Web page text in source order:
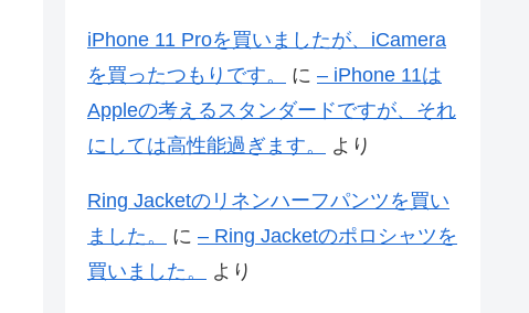
iPhone 11 Proを買いましたが、iCamera
を買ったつもりです。
に – iPhone 11は
Appleの考えるスタンダードですが、それ
にしては高性能過ぎます。
より
Ring Jacketのリネンハーフパンツを買い
ました。
に – Ring Jacketのポロシャツを
買いました。
より